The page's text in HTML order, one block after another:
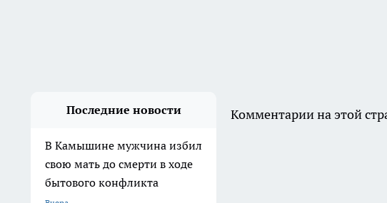
Вчера
Пастух украл семерых телят
на 253 тысячи рублей в
Клетском районе